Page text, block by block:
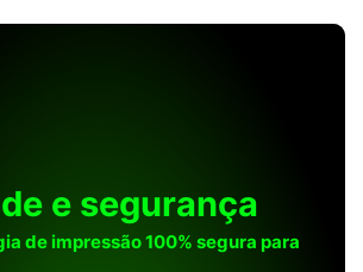
e segurança
de impressão 100% segura para